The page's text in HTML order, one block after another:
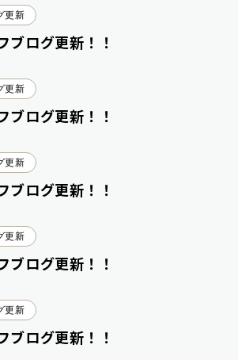
更新
ログ更新！！
更新
ログ更新！！
更新
ログ更新！！
更新
ログ更新！！
更新
ログ更新！！